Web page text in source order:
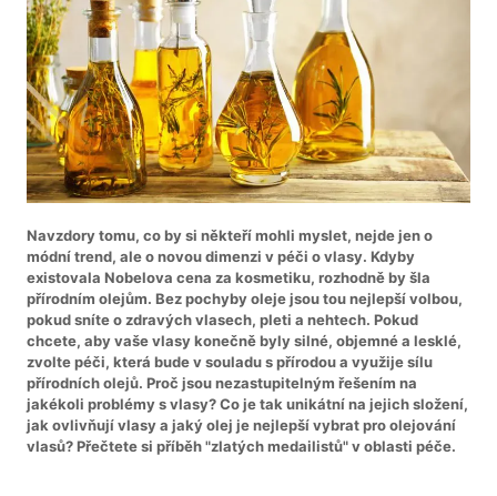
Navzdory tomu, co by si někteří mohli myslet, nejde jen o
módní trend, ale o novou dimenzi v péči o vlasy. Kdyby
existovala Nobelova cena za kosmetiku, rozhodně by šla
přírodním olejům. Bez pochyby oleje jsou tou nejlepší volbou,
pokud sníte o zdravých vlasech, pleti a nehtech. Pokud
chcete, aby vaše vlasy konečně byly silné, objemné a lesklé,
zvolte péči, která bude v souladu s přírodou a využije sílu
přírodních olejů. Proč jsou nezastupitelným řešením na
jakékoli problémy s vlasy? Co je tak unikátní na jejich složení,
jak ovlivňují vlasy a jaký olej je nejlepší vybrat pro olejování
vlasů? Přečtete si příběh "zlatých medailistů" v oblasti péče.